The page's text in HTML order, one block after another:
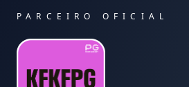
PARCEIRO OFICIAL